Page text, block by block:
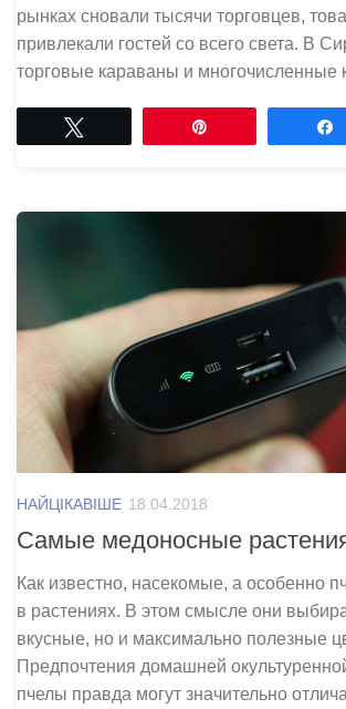
рынках сновали тысячи торговцев,
привлекали гостей со всего света. В
торговые караваны и многочисленные
НАЙЦІКАВІШЕ 18.04.2018
Самые медоносные
Как известно, насекомые, а особенно
в растениях. В этом смысле они
вкусные, но и максимально полезные
Предпочтения домашней
пчелы правда могут значительно